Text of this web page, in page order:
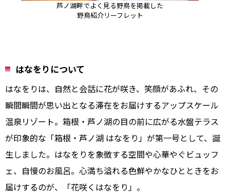
芦ノ湖畔でよく見る野鳥を掲載した
野鳥紹介リーフレット
はなをりについて
はなをりは、自然と会話に花が咲き、笑顔があふれ、その
瞬間瞬間が思い出となる滞在をお届けするアップスケール
温泉リゾート。箱根・芦ノ湖の目の前に広がる水盤テラス
が印象的な「箱根・芦ノ湖 はなをり」が第一号として、誕
生しました。はなをりを象徴する空間や心華やぐビュッフ
ェ、自慢のお風呂。心満ち溢れる色鮮やかなひとときをお
届けするのが、「花咲くはなをり」。